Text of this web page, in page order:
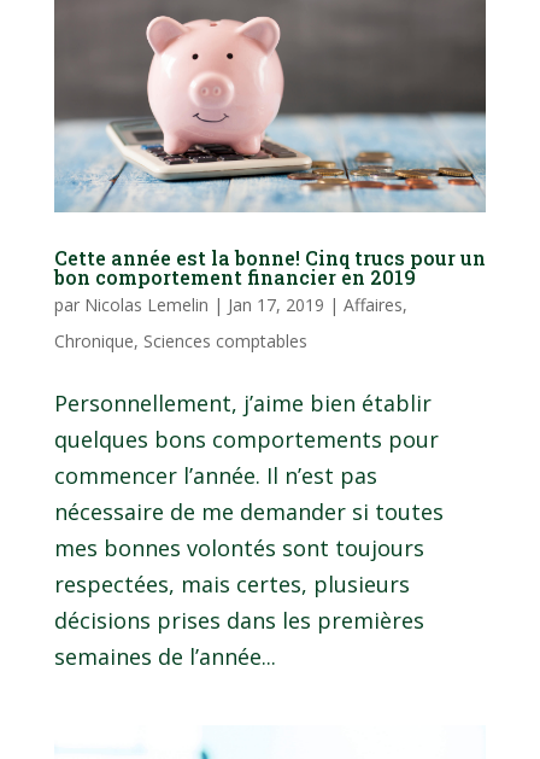
Cette année est la bonne! Cinq trucs pour un
bon comportement financier en 2019
par Nicolas Lemelin | Jan 17, 2019 | Affaires,
Chronique, Sciences comptables
Personnellement, j’aime bien établir
quelques bons comportements pour
commencer l’année. Il n’est pas
nécessaire de me demander si toutes
mes bonnes volontés sont toujours
respectées, mais certes, plusieurs
décisions prises dans les premières
semaines de l’année...